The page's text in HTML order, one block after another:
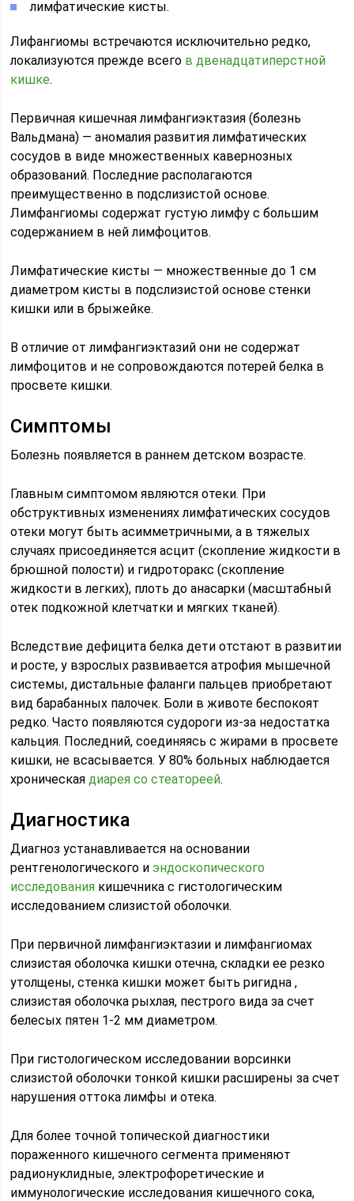
лимфатические кисты.
Лифангиомы встречаются исключительно редко,
локализуются прежде всего в двенадцатиперстной
кишке.
Первичная кишечная лимфангиэктазия (болезнь
Вальдмана) — аномалия развития лимфатических
сосудов в виде множественных кавернозных
образований. Последние располагаются
преимущественно в подслизистой основе.
Лимфангиомы содержат густую лимфу с большим
содержанием в ней лимфоцитов.
Лимфатические кисты — множественные до 1 см
диаметром кисты в подслизистой основе стенки
кишки или в брыжейке.
В отличие от лимфангиэктазий они не содержат
лимфоцитов и не сопровождаются потерей белка в
просвете кишки.
Симптомы
Болезнь появляется в раннем детском возрасте.
Главным симптомом являются отеки. При
обструктивных изменениях лимфатических сосудов
отеки могут быть асимметричными, а в тяжелых
случаях присоединяется асцит (скопление жидкости в
брюшной полости) и гидроторакс (скопление
жидкости в легких), плоть до анасарки (масштабный
отек подкожной клетчатки и мягких тканей).
Вследствие дефицита белка дети отстают в развитии
и росте, у взрослых развивается атрофия мышечной
системы, дистальные фаланги пальцев приобретают
вид барабанных палочек. Боли в животе беспокоят
редко. Часто появляются судороги из-за недостатка
кальция. Последний, соединяясь с жирами в просвете
кишки, не всасывается. У 80% больных наблюдается
хроническаядиарея со стеатореей.
Диагностика
Диагноз устанавливается на основании
рентгенологического иэндоскопического
исследования кишечника с гистологическим
исследованием слизистой оболочки.
При первичной лимфангиэктазии и лимфангиомах
слизистая оболочка кишки отечна, складки ее резко
утолщены, стенка кишки может быть ригидна ,
слизистая оболочка рыхлая, пестрого вида за счет
белесых пятен 1-2 мм диаметром.
При гистологическом исследовании ворсинки
слизистой оболочки тонкой кишки расширены за счет
нарушения оттока лимфы и отека.
Для более точной топической диагностики
пораженного кишечного сегмента применяют
радионуклидные, электрофоретические и
иммунологические исследования кишечного сока,